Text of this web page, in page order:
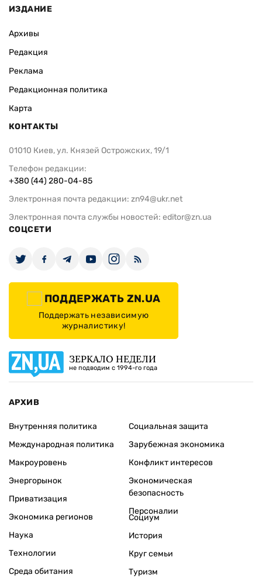
ИЗДАНИЕ
Архивы
Редакция
Реклама
Редакционная политика
Карта
КОНТАКТЫ
01010 Киев, ул. Князей Острожских, 19/1
Телефон редакции:
+380 (44) 280-04-85
Электронная почта редакции: zn94@ukr.net
Электронная почта службы новостей: editor@zn.ua
СОЦСЕТИ
ПОДДЕРЖАТЬ ZN.UA
Поддержать независимую
журналистику!
ЗЕРКАЛО НЕДЕЛИ
не подводим с 1994-го года
АРХИВ
Внутренняя политика
Международная политика
Макроуровень
Энергорынок
Приватизация
Экономика регионов
Социальная защита
Зарубежная экономика
Конфликт интересов
Экономическая
безопасность
Персоналии
Наука
Технологии
Среда обитания
Социум
История
Круг семьи
Туризм